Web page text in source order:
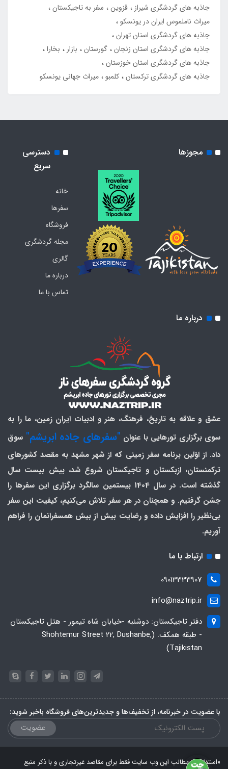
جاذبه های گردشگری شیراز
قزوین
سفر به تاجیکستان
میراث ناملموس ایران در یونسکو
جاذبه های گردشگری استان تهران
جاذبه های گردشگری استان زنجان گورستان بازار
بخارا
جاذبه های گردشگری استان خوزستان
جاذبه های گردشگری ترکستان کلمبو میراث جهانی یونسکو
مجوزها
دسترسی
سریع
خانه
سفرها
فروشگاه
مجله گردشگری
گالری
درباره ما
تماس با ما
درباره ما
عشق و علاقه به تاریخ، فرهنگ، هنر و ادبیات ایران زمین، ما را به
سوی برگزاری تورهایی با عنوان "سفرهای جاده ابریشم" سوق
داد. از اوّلین برنامه سفر زمینی که از شهر مشهد به مقصد کشورهای
ترکمنستان، ازبکستان و تاجیکستان شروع شد، بیش بیست سال
گذشته است. در سال 1404 بیستمین سالگرد برگزاری این سفرها را
جشن گرفتیم. و همچنان در هر سفر تلاش می‌کنیم، کیفیت این سفر
بی‌نظیر را افزایش داده و رضایت بیش از بیش همسفرانمان را فراهم
آوریم.
ارتباط با ما
09013333907
info@naztrip.ir
دفتر تاجیکستان: دوشنبه -خیابان شاه تیمور - هتل تاجیکستان
- طبقه همکف. (Shohtemur Street 22, Dushanbe,
Tajikistan)
با عضویت در خبرنامه، از تخفیف‌ها و جدیدترین‌های فروشگاه باخبر شوید:
عضویت
«استفاده از مطالب این وب سایت فقط برای مقاصد غیرتجاری و با ذکر منبع